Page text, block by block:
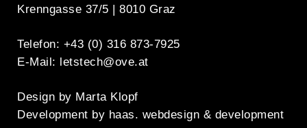
Krenngasse 37/5 | 8010 Graz
Telefon: +43 (0) 316 873-7925
E-Mail: letstech@ove.at
Design by Marta Klopf
Development by haas. webdesign & development